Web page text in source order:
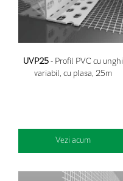
UVP25- Profil PVC cu unghi
variabil, cu plasa, 25m
Vezi acum